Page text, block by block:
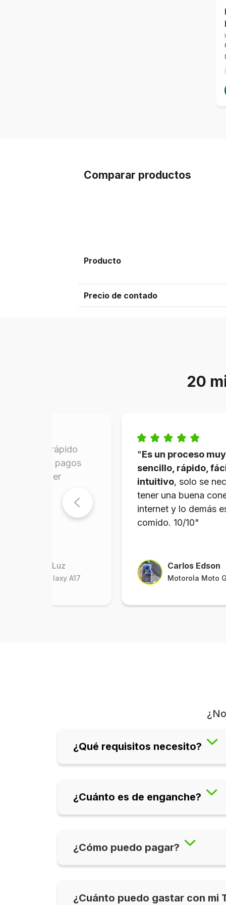
Comparar productos
Producto
Precio de contado
20
fue fácil y rápido
pagos
y llegó súper
María de la Luz
Samsung Galaxy A17
"Es un proceso muy
sencillo, rápido,
intuitivo, solo se
tener una buena
internet y lo demás
comido. 10/10"
Carlos Edson
Motorola Moto
¿Qué requisitos necesito?
¿Cuánto es de enganche?
¿Cómo puedo pagar?
¿Cuánto puedo gastar con mi